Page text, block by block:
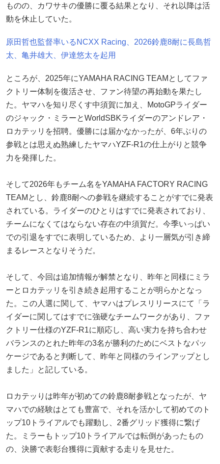
ものの、カワサキの優勝に覆る結果となり、それ以降は活
動を休止していた。
原田哲也監督率いるNCXX Racing、2026鈴鹿8耐に長島哲
太、亀井雄大、伊達悠太を起用
ところが、2025年にYAMAHA RACING TEAMとしてファ
クトリー体制を復活させ、ファン待望の再始動を果たし
た。ヤマハを知り尽くす中須賀に加え、MotoGPライダー
のジャック・ミラーとWorldSBKライダーのアンドレア・
ロカテッリを招聘。優勝には届かなかったが、6年ぶりの
参戦とは思えぬ熟練したヤマハYZF-R1の仕上がりと競争
力を発揮した。
そして2026年もチーム名をYAMAHA FACTORY RACING
TEAMとし、鈴鹿8耐への参戦を継続することがすでに発表
されている。ライダーのひとりはすでに発表されており、
チームになくてはならない存在の中須賀だ。今季いっぱい
での引退をすでに表明しているため、より一層気が引き締
まるレースとなりそうだ。
そして、今回は追加情報が解禁となり、昨年と同様にミラ
ーとロカテッリを引き続き起用することが明らかとなっ
た。この人選に関して、ヤマハはプレスリリースにて「ラ
イダーに関してはすでに強硬なチームワークがあり、ファ
クトリー仕様のYZF-R1に順応し、高い実力を持ち合わせ
バランスのとれた昨年の3名が勝利のためにベストなパッ
ケージであると判断して、昨年と同様のラインアップとし
ました」と記している。
ロカテッりは昨年が初めての鈴鹿8耐参戦となったが、ヤ
マハでの経験はとても豊富で、それを活かして初めてのト
ップ10トライアルでも躍動し、2番グリッド獲得に繋げ
た。ミラーもトップ10トライアルでは転倒があったもの
の、決勝で表彰台獲得に貢献する走りを見せた。